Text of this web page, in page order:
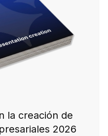
la creación de
2026